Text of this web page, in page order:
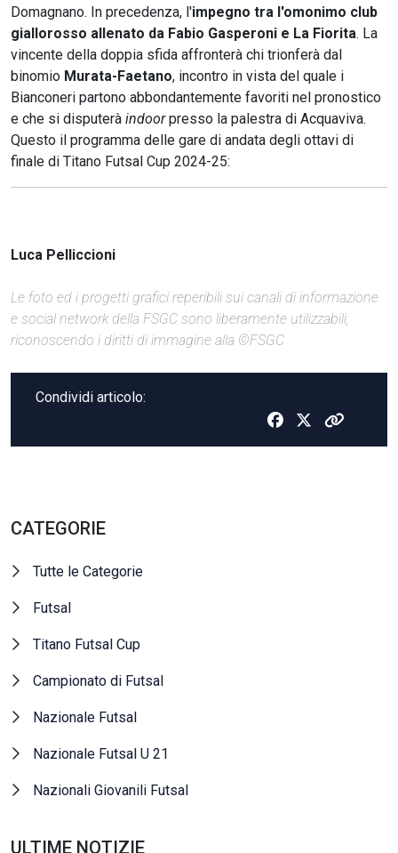
Domagnano. In precedenza, l'impegno tra l'omonimo club
giallorosso allenato da Fabio Gasperoni e La Fiorita. La
vincente della doppia sfida affronterà chi trionferà dal
binomio Murata-Faetano, incontro in vista del quale i
Bianconeri partono abbondantemente favoriti nel pronostico
e che si disputerà indoorpresso la palestra di Acquaviva.
Questo il programma delle gare di andata degli ottavi di
finale di Titano Futsal Cup 2024-25:
Luca Pelliccioni
Le foto ed i progetti grafici reperibili sui canali di informazione
e social network della FSGC sono liberamente utilizzabili,
riconoscendo i diritti di immagine alla ©FSGC
Condividi articolo:
CATEGORIE
Tutte le Categorie
Futsal
Titano Futsal Cup
Campionato di Futsal
Nazionale Futsal
Nazionale Futsal U 21
Nazionali Giovanili Futsal
ULTIME NOTIZIE